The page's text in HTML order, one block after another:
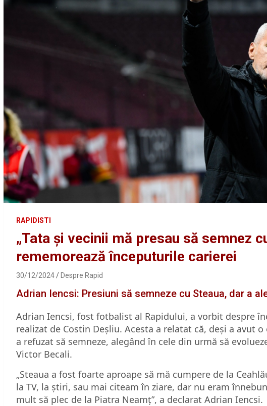
RAPIDISTI
„Tata și vecinii mă presau să semnez
rememorează începuturile carierei
30/12/2024 Despre Rapid
Adrian Iencsi: Presiuni să semneze cu Steaua, dar a
Adrian Iencsi, fost fotbalist al Rapidului, a vorbit despre
realizat de Costin Deșliu. Acesta a relatat că, deși a avut
a refuzat să semneze, alegând în cele din urmă să
Victor Becali.
„Steaua a fost foarte aproape să mă cumpere de la
la TV, la știri, sau mai citeam în ziare, dar nu eram
mult să plec de la Piatra Neamț”, a declarat Adrian Iencsi.